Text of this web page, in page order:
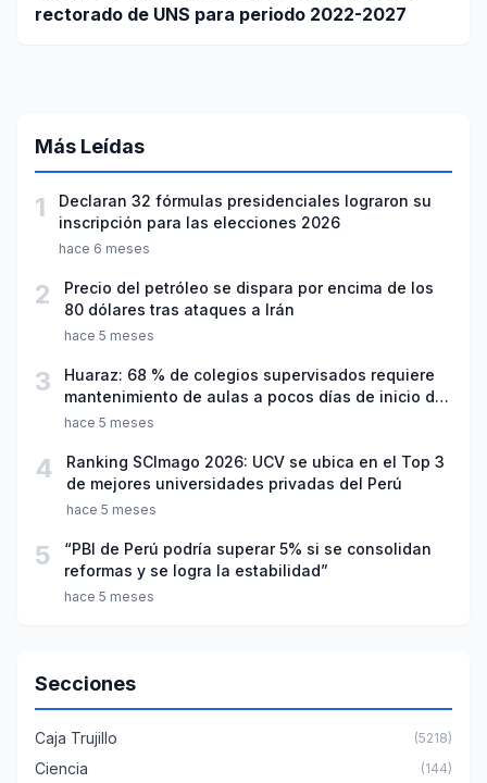
rectorado de UNS para periodo 2022-2027
Más Leídas
1
Declaran 32 fórmulas presidenciales lograron su
inscripción para las elecciones 2026
hace 6 meses
2
Precio del petróleo se dispara por encima de los
80 dólares tras ataques a Irán
hace 5 meses
3
Huaraz: 68 % de colegios supervisados requiere
mantenimiento de aulas a pocos días de inicio del
año escolar 2026
hace 5 meses
4
Ranking SCImago 2026: UCV se ubica en el Top 3
de mejores universidades privadas del Perú
hace 5 meses
5
“PBI de Perú podría superar 5% si se consolidan
reformas y se logra la estabilidad”
hace 5 meses
Secciones
Caja Trujillo (5218)
Ciencia (144)